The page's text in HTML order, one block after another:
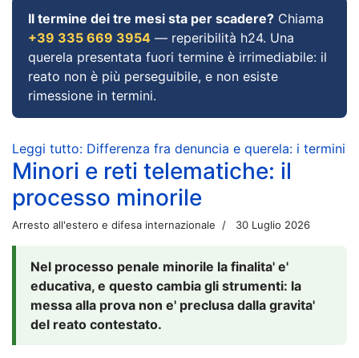
Il termine dei tre mesi sta per scadere? Chiama
+39 335 669 3954 — reperibilità h24. Una
querela presentata fuori termine è irrimediabile: il
reato non è più perseguibile, e non esiste
rimessione in termini.
Leggi tutto: Differenza fra denuncia e querela: i termini
Minori e reti telematiche: il
processo minorile
Arresto all'estero e difesa internazionale 30 Luglio 2026
Nel processo penale minorile la finalita' e'
educativa, e questo cambia gli strumenti: la
messa alla prova non e' preclusa dalla gravita'
del reato contestato.